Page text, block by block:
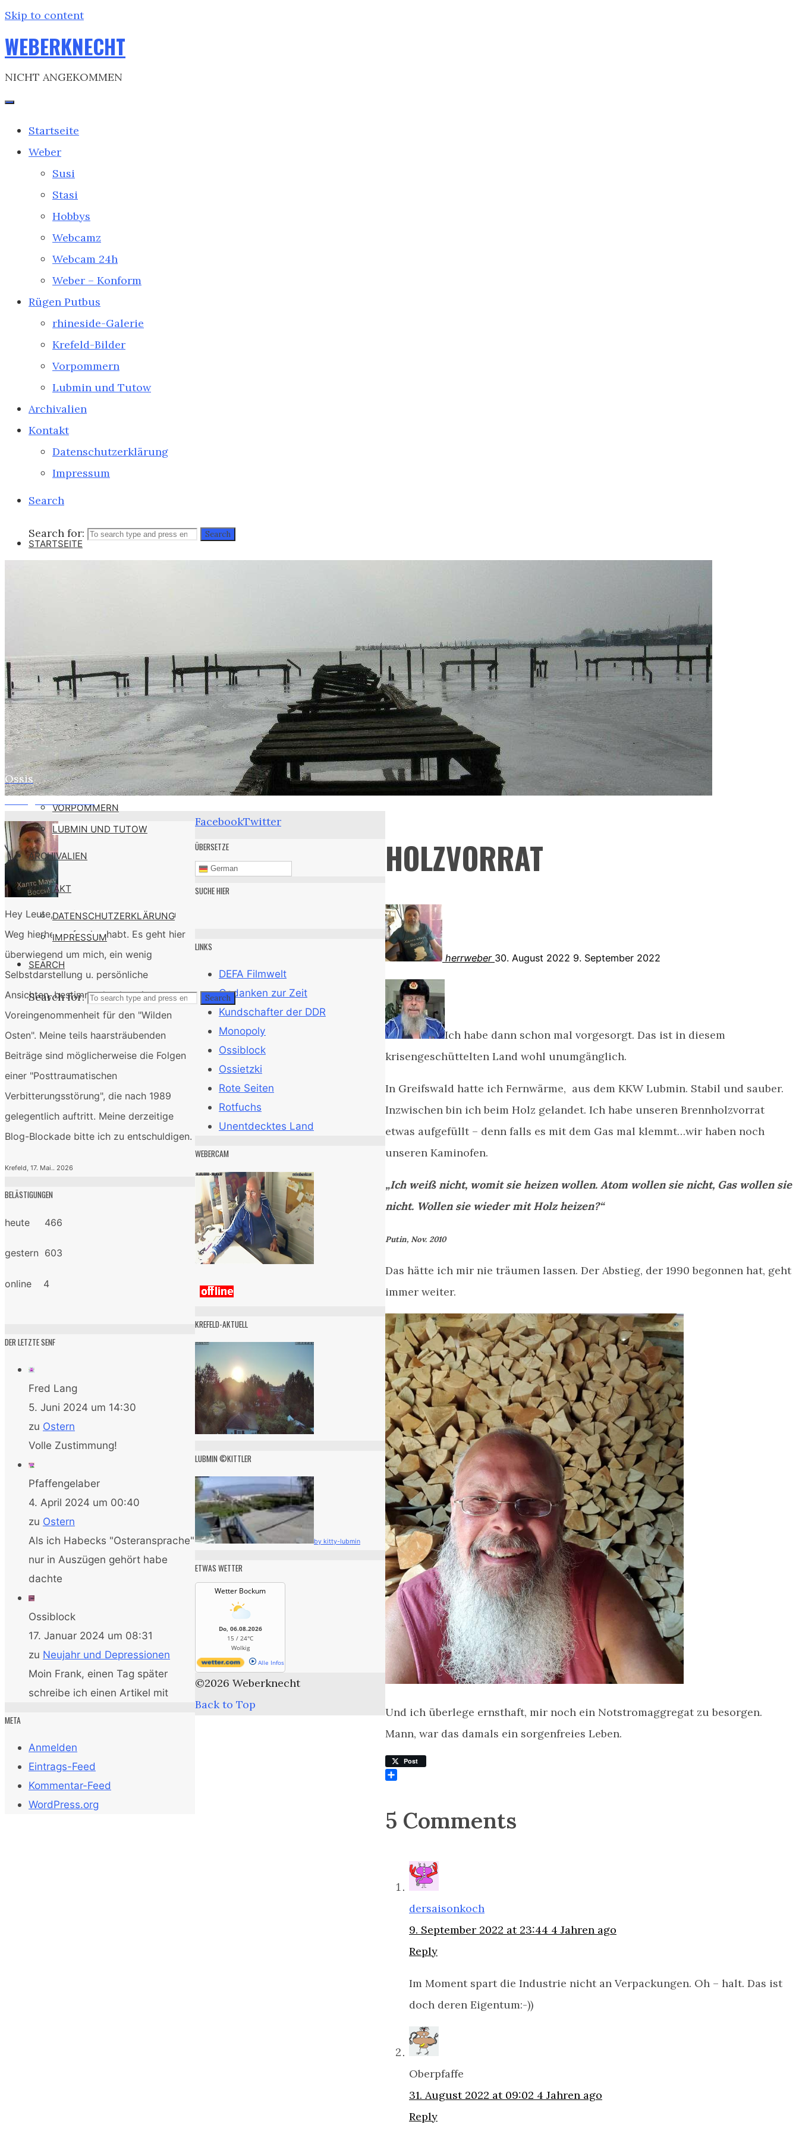
Skip to content
WEBERKNECHT
NICHT ANGEKOMMEN
Startseite
Weber
Susi
Stasi
Hobbys
Webcamz
Webcam 24h
Weber – Konform
Rügen Putbus
rhineside-Galerie
Krefeld-Bilder
Vorpommern
Lubmin und Tutow
Archivalien
Kontakt
Datenschutzerklärung
Impressum
Search
Search for: Search
STARTSEITE
WEBCAMZ
WEBCAM 24H
WEBER – KONFORM
RÜGEN PUTBUS
RHINESIDE-GALERIE
KREFELD-BILDER
VORPOMMERN
LUBMIN UND TUTOW
ARCHIVALIEN
KONTAKT
DATENSCHUTZERKLÄRUNG
IMPRESSUM
SEARCH
Search for: Search
Home Webers Holzvorrat
Ossis
Energie als Waffe
HOLZVORRAT
herrweber 30. August 2022 9. September 2022
Ich habe dann schon mal vorgesorgt. Das ist in diesem
krisengeschüttelten Land wohl unumgänglich.
In Greifswald hatte ich Fernwärme, aus dem KKW Lubmin. Stabil und sauber.
Inzwischen bin ich beim Holz gelandet. Ich habe unseren Brennholzvorrat
etwas aufgefüllt – denn falls es mit dem Gas mal klemmt…wir haben noch
unseren Kaminofen.
„Ich weiß nicht, womit sie heizen wollen. Atom wollen sie nicht, Gas wollen sie
nicht. Wollen sie wieder mit Holz heizen?“
Putin, Nov. 2010
Das hätte ich mir nie träumen lassen. Der Abstieg, der 1990 begonnen hat, geht
immer weiter.
Und ich überlege ernsthaft, mir noch ein Notstromaggregat zu besorgen.
Mann, war das damals ein sorgenfreies Leben.
Post
5 Comments
dersaisonkoch
9. September 2022 at 23:44 4 Jahren ago
Reply
Im Moment spart die Industrie nicht an Verpackungen. Oh – halt. Das ist
doch deren Eigentum:-))
Oberpfaffe
31. August 2022 at 09:02 4 Jahren ago
Reply
Hey Leute, ich freue mich, daß ihr den
Weg hierher gefunden habt. Es geht hier
überwiegend um mich, ein wenig
Selbstdarstellung u. persönliche
Ansichten, bestimmt durch meine
Voreingenommenheit für den "Wilden
Osten". Meine teils haarsträubenden
Beiträge sind möglicherweise die Folgen
einer "Posttraumatischen
Verbitterungsstörung", die nach 1989
gelegentlich auftritt. Meine derzeitige
Blog-Blockade bitte ich zu entschuldigen.
Krefeld, 17. Mai.. 2026
BELÄSTIGUNGEN
heute 466
gestern 603
online 4
DER LETZTE SENF
Fred Lang
5. Juni 2024 um 14:30
zu Ostern
Volle Zustimmung!
Pfaffengelaber
4. April 2024 um 00:40
zu Ostern
Als ich Habecks "Osteransprache"
nur in Auszügen gehört habe
dachte
Ossiblock
17. Januar 2024 um 08:31
zu Neujahr und Depressionen
Moin Frank, einen Tag später
schreibe ich einen Artikel mit
META
Anmelden
Eintrags-Feed
Kommentar-Feed
WordPress.org
FacebookTwitter
ÜBERSETZE
German
SUCHE HIER
LINKS
DEFA Filmwelt
Gedanken zur Zeit
Kundschafter der DDR
Monopoly
Ossiblock
Ossietzki
Rote Seiten
Rotfuchs
Unentdecktes Land
WEBERCAM
KREFELD-AKTUELL
LUBMIN ©KITTLER
by kitty-lubmin
ETWAS WETTER
Wetter Bockum
Do, 06.08.2026
15 / 24°C
Wolkig
Alle Infos
©2026 Weberknecht
Back to Top